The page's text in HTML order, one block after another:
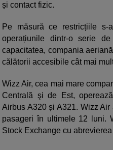
și contact fizic.
Pe măsură ce restricțiile
operațiunile dintr-o serie
capacitatea, compania
călătorii accesibile cât mai
Wizz Air, cea mai mare
Centrală şi de Est,
Airbus A320 și A321. Wizz
pasageri în ultimele 12 luni.
Stock Exchange cu